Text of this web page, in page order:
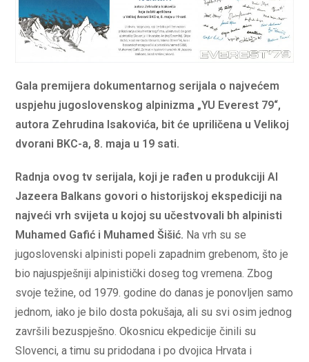
Gala premijera dokumentarnog serijala o najvećem
uspjehu jugoslovenskog alpinizma „YU Everest 79“,
autora Zehrudina Isakovića, bit će upriličena u Velikoj
dvorani BKC-a, 8. maja u 19 sati.
Radnja ovog tv serijala, koji je rađen u produkcijiAl
Jazeera Balkans govori o historijskoj ekspediciji na
najveći vrh svijeta u kojoj su učestvovali bh alpinisti
Muhamed Gafić i Muhamed Šišić. Na vrh su se
jugoslovenski alpinisti popeli zapadnim grebenom, što je
bio najuspješniji alpinistički doseg tog vremena. Zbog
svoje težine, od 1979. godine do danas je ponovljen samo
jednom, iako je bilo dosta pokušaja, ali su svi osim jednog
završili bezuspješno. Okosnicu ekpedicije činili su
Slovenci, a timu su pridodana i po dvojica Hrvata i